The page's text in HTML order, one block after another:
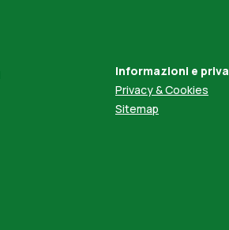
Informazioni e
Privacy & Cookies
Sitemap